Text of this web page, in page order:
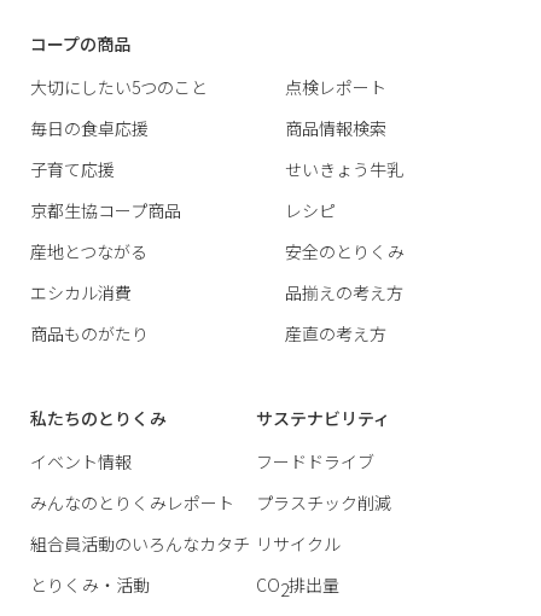
コープの商品
大切にしたい5つのこと
毎日の食卓応援
子育て応援
京都生協コープ商品
産地とつながる
エシカル消費
商品ものがたり
点検レポート
商品情報検索
せいきょう牛乳
レシピ
安全のとりくみ
品揃えの考え方
産直の考え方
私たちのとりくみ
イベント情報
みんなのとりくみレポート
組合員活動のいろんなカタチ
とりくみ・活動
サステナビリティ
フードドライブ
プラスチック削減
リサイクル
CO2排出量